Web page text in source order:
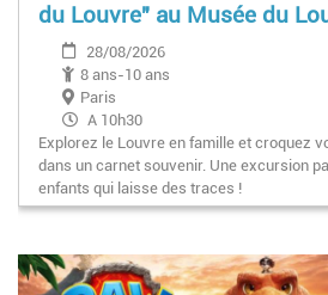
du Louvre" au Musée du
28/08/2026
8 ans-10 ans
Paris
A 10h30
Explorez le Louvre en famille et croquez
dans un carnet souvenir. Une excursion
enfants qui laisse des traces !